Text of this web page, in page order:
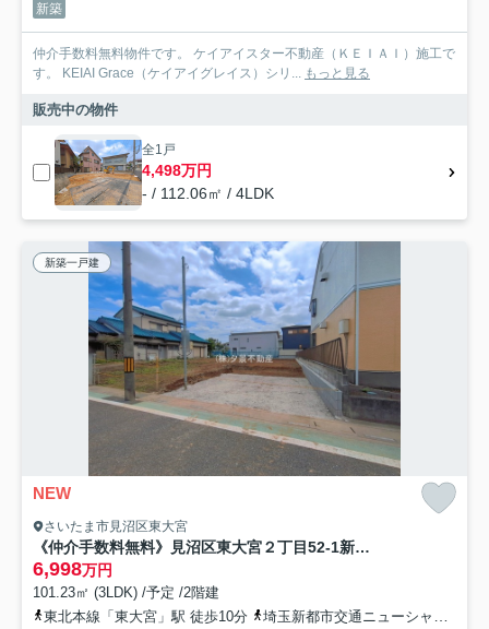
新築
仲介手数料無料物件です。 ケイアイスター不動産（ＫＥＩＡＩ）施工で
す。 ‎KEIAI Grace（ケイアイグレイス）シリ... もっと見る
販売中の物件
全1戸
4,498万円
- / 112.06㎡ / 4LDK
新築一戸建
NEW
さいたま市見沼区東大宮
《仲介手数料無料》見沼区東大宮２丁目52-1新築一戸建てブルーミングガーデン
6,998万円
101.23㎡ (3LDK) /予定 /2階建
東北本線「東大宮」駅 徒歩10分
埼玉新都市交通ニューシャトル「今羽」駅 徒歩21分